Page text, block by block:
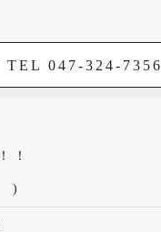
TEL 047-324-7356
！
)